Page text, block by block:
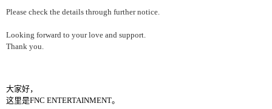
Please check the details through further notice.
Looking forward to your love and support.
Thank you.
大家好，
这里是FNC ENTERTAINMENT。